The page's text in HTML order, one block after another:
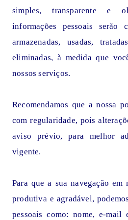
simples, transparente e
informações pessoais serão
armazenadas, usadas,
eliminadas, à medida que
nossos serviços.
Recomendamos que a nossa
com regularidade, pois
aviso prévio, para melhor
vigente.
Para que a sua navegação em
produtiva e agradável,
pessoais como: nome, e-mail